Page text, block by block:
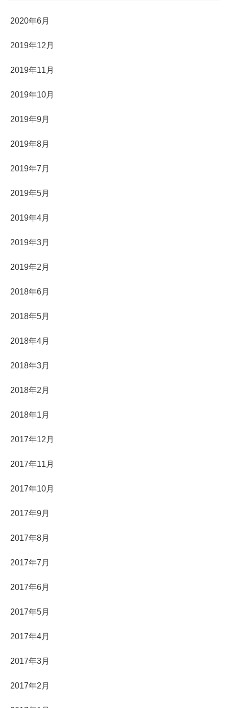
2020年6月
2019年12月
2019年11月
2019年10月
2019年9月
2019年8月
2019年7月
2019年5月
2019年4月
2019年3月
2019年2月
2018年6月
2018年5月
2018年4月
2018年3月
2018年2月
2018年1月
2017年12月
2017年11月
2017年10月
2017年9月
2017年8月
2017年7月
2017年6月
2017年5月
2017年4月
2017年3月
2017年2月